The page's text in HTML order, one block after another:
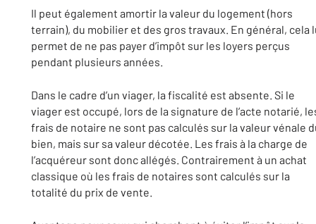
Il peut également amortir la valeur du logement (hors
terrain), du mobilier et des gros travaux. En général, cela
permet de ne pas payer d’impôt sur les loyers perçus
pendant plusieurs années.
Dans le cadre d’un viager, la fiscalité est absente. Si le
viager est occupé, lors de la signature de l’acte notarié,
frais de notaire ne sont pas calculés sur la valeur vénale
bien, mais sur sa valeur décotée. Les frais à la charge de
l’acquéreur sont donc allégés. Contrairement à un achat
classique où les frais de notaires sont calculés sur la
totalité du prix de vente.